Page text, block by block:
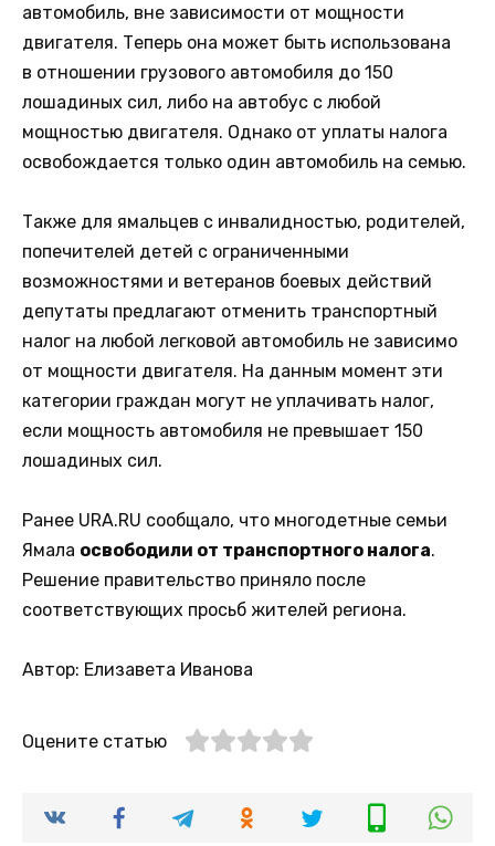
автомобиль, вне зависимости от мощности
двигателя. Теперь она может быть использована
в отношении грузового автомобиля до 150
лошадиных сил, либо на автобус с любой
мощностью двигателя. Однако от уплаты налога
освобождается только один автомобиль на семью.
Также для ямальцев с инвалидностью, родителей,
попечителей детей с ограниченными
возможностями и ветеранов боевых действий
депутаты предлагают отменить транспортный
налог на любой легковой автомобиль не зависимо
от мощности двигателя. На данным момент эти
категории граждан могут не уплачивать налог,
если мощность автомобиля не превышает 150
лошадиных сил.
Ранее URA.RU сообщало, что многодетные семьи
Ямала освободили от транспортного налога.
Решение правительство приняло после
соответствующих просьб жителей региона.
Автор: Елизавета Иванова
Оцените статью